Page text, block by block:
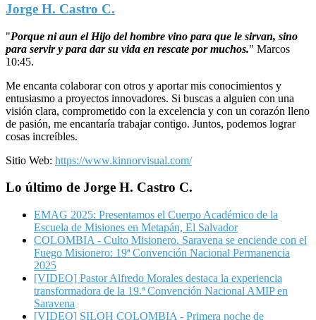
Jorge H. Castro C.
"Porque ni aun el Hijo del hombre vino para que le sirvan, sino
para servir y para dar su vida en rescate por muchos." Marcos
10:45.
Me encanta colaborar con otros y aportar mis conocimientos y
entusiasmo a proyectos innovadores. Si buscas a alguien con una
visión clara, comprometido con la excelencia y con un corazón lleno
de pasión, me encantaría trabajar contigo. Juntos, podemos lograr
cosas increíbles.
Sitio Web: https://www.kinnorvisual.com/
Lo último de Jorge H. Castro C.
EMAG 2025: Presentamos el Cuerpo Académico de la
Escuela de Misiones en Metapán, El Salvador
COLOMBIA - Culto Misionero. Saravena se enciende con el
Fuego Misionero: 19ª Convención Nacional Permanencia
2025
[VIDEO] Pastor Alfredo Morales destaca la experiencia
transformadora de la 19.ª Convención Nacional AMIP en
Saravena
[VIDEO] SILOH COLOMBIA - Primera noche de